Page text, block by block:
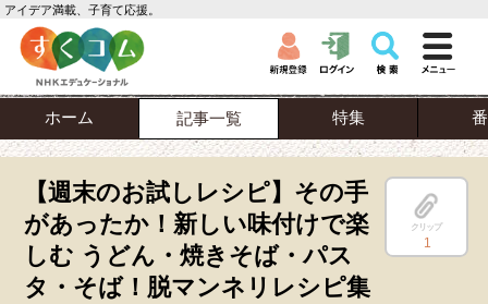
アイデア満載、子育て応援。
ホーム 記事一覧 特集
【週末のお試しレシピ】その手
があったか！新しい味付けで楽
しむ うどん・焼きそば・パス
タ・そば！脱マンネリレシピ集
クリップ
1